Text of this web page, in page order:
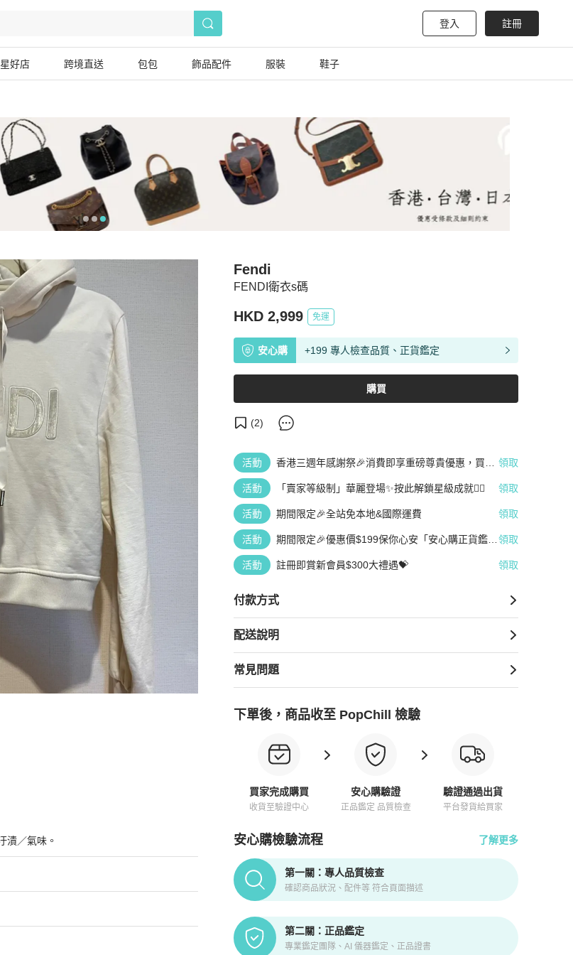
登入 註冊
好店 跨境直送 包包 飾品配件 服裝 鞋子
FENDI衛衣s碼
Fendi
HKD 2,999 免運
安心購 +199 專人檢查品質、正貨鑑定
購買
(2)
活動
香港三週年感謝祭🎉消費即享重磅尊貴優惠，買越
領取
活動 「賣家等級制」華麗登場✨按此解鎖星級成就👆🏻 領取
活動 期間限定🎉全站免本地&國際運費 領取
活動
期間限定🎉優惠價$199保你心安「安心購正貨鑑
領取
活動 註冊即賞新會員$300大禮遇💝 領取
付款方式
配送說明
常見問題
下單後，商品收至 PopChill 檢驗
買家完成購買
收貨至驗證中心
安心購驗證
正品鑑定 品質檢查
驗證通過出貨
平台發貨給買家
安心購檢驗流程 了解更多
PopChill拍拍圈正品驗證、安心購檢驗流程介紹
第一關：專人品質檢查
確認商品狀況、配件等 符合頁面描述
第二關：正品鑑定
專業鑑定團隊、AI 儀器鑑定、正品證書
漬／氣味。